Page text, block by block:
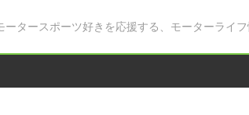
タースポーツ好きを応援する、モーターライフ